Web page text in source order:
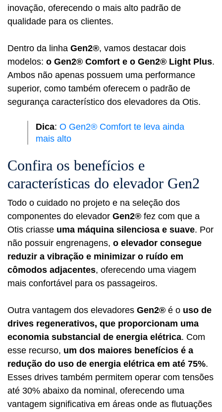
inovação, oferecendo o mais alto padrão de
qualidade para os clientes.
Dentro da linha Gen2®, vamos destacar dois
modelos: o Gen2® Comfort e o Gen2® Light Plus.
Ambos não apenas possuem uma performance
superior, como também oferecem o padrão de
segurança característico dos elevadores da Otis.
Dica: O Gen2® Comfort te leva ainda
mais alto
Confira os benefícios e
características do elevador Gen2
Todo o cuidado no projeto e na seleção dos
componentes do elevador Gen2® fez com que a
Otis criasse uma máquina silenciosa e suave. Por
não possuir engrenagens, o elevador consegue
reduzir a vibração e minimizar o ruído em
cômodos adjacentes, oferecendo uma viagem
mais confortável para os passageiros.
Outra vantagem dos elevadores Gen2® é o uso de
drives regenerativos, que proporcionam uma
economia substancial de energia elétrica. Com
esse recurso, um dos maiores benefícios é a
redução do uso de energia elétrica em até 75%.
Esses drives também permitem operar com tensões
até 30% abaixo da nominal, oferecendo uma
vantagem significativa em áreas onde as flutuações